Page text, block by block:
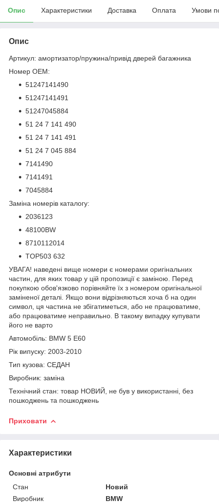
Опис Характеристики Доставка Оплата Умови
Опис
Артикул: амортизатор/пружина/привід дверей багажника
Номер OEM:
51247141490
51247141491
51247045884
51 24 7 141 490
51 24 7 141 491
51 24 7 045 884
7141490
7141491
7045884
Заміна номерів каталогу:
2036123
48100BW
8710112014
TOP503 632
УВАГА! наведені вище номери є номерами оригінальних
частин, для яких товар у цій пропозиції є заміною. Перед
покупкою обов'язково порівняйте їх з номером оригінальної
заміненої деталі. Якщо вони відрізняються хоча б на один
символ, ця частина не збігатиметься, або не працюватиме,
або працюватиме неправильно. В такому випадку купувати
його не варто
Автомобіль: BMW 5 E60
Рік випуску: 2003-2010
Тип кузова: СЕДАН
Виробник: заміна
Технічний стан: товар НОВИЙ, не був у використанні, без
пошкоджень та пошкоджень
Приховати
Характеристики
Основні атрибути
Стан
Новий
Виробник
BMW